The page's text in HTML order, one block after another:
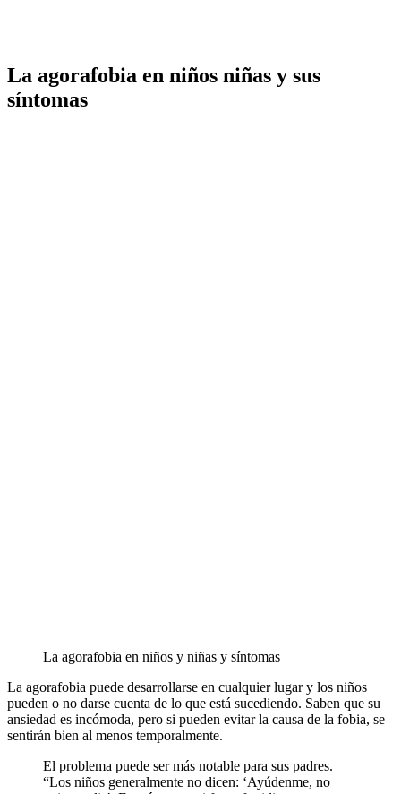
La agorafobia en niños niñas y sus
síntomas
La agorafobia en niños y niñas y síntomas
La agorafobia puede desarrollarse en cualquier lugar y los niños
pueden o no darse cuenta de lo que está sucediendo. Saben que su
ansiedad es incómoda, pero si pueden evitar la causa de la fobia, se
sentirán bien al menos temporalmente.
El problema puede ser más notable para sus padres.
“Los niños generalmente no dicen: ‘Ayúdenme, no